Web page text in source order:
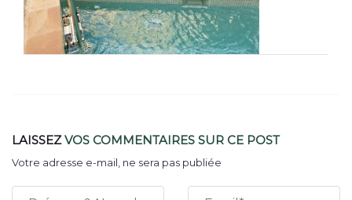
LAISSEZVOS COMMENTAIRES SUR CE POST
Votre adresse e-mail, ne sera pas publiée